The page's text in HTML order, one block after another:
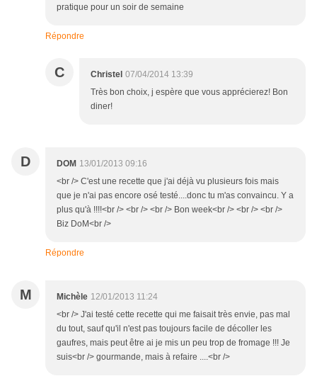
pratique pour un soir de semaine
Répondre
C Christel 07/04/2014 13:39
Très bon choix, j espère que vous apprécierez! Bon
diner!
D DOM 13/01/2013 09:16
<br /> C'est une recette que j'ai déjà vu plusieurs fois mais
que je n'ai pas encore osé testé....donc tu m'as convaincu. Y a
plus qu'à !!!!<br /> <br /> <br /> Bon week<br /> <br /> <br />
Biz DoM<br />
Répondre
M Michèle 12/01/2013 11:24
<br /> J'ai testé cette recette qui me faisait très envie, pas mal
du tout, sauf qu'il n'est pas toujours facile de décoller les
gaufres, mais peut être ai je mis un peu trop de fromage !!! Je
suis<br /> gourmande, mais à refaire ....<br />